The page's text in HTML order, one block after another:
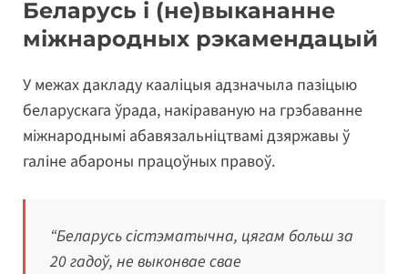
Беларусь і (не)выкананне
міжнародных рэкамендацый
У межах дакладу кааліцыя адзначыла пазіцыю
беларускага ўрада, накіраваную на грэбаванне
міжнароднымі абавязальніцтвамі дзяржавы ў
галіне абароны працоўных правоў.
“Беларусь сістэматычна, цягам больш за
20 гадоў, не выконвае свае